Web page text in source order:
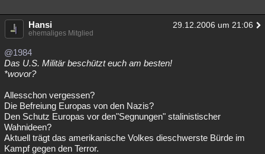
Hansi 29.12.2006 um 21:06
ehemaliges Mitglied
@1984
Das U.S. Militär beschützt euch am besten!
*wovor?
Allesschon vergessen?
Die Befreiung Europas von den Nazis?
Den Schutz Europas vor den"Segnungen" stalinistischer
Wahnideen?
Aktuell trägt das amerikanische Volkes dieschwerste Bürde im
Kampf gegen den Terror.